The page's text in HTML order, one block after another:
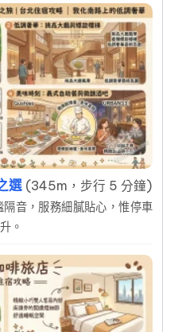
選 (345m，步行 5 分鐘)
音，服務細膩貼心，惟停車
。